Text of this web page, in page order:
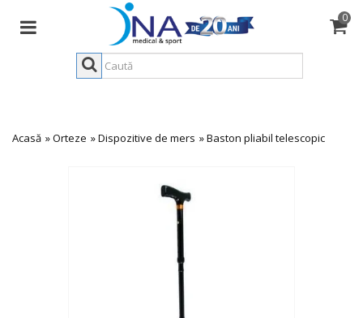
0
Acasă »Orteze »Dispozitive de mers »Baston pliabil telescopic